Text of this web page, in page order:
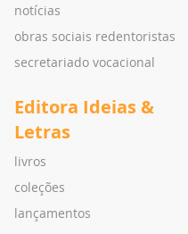
notícias
obras sociais redentoristas
secretariado vocacional
Editora Ideias &
Letras
livros
coleções
lançamentos